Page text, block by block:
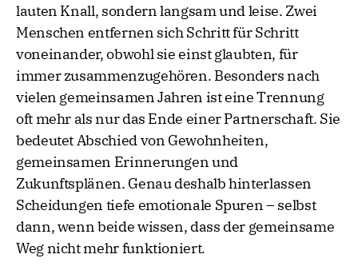
lauten Knall, sondern langsam und leise. Zwei
Menschen entfernen sich Schritt für Schritt
voneinander, obwohl sie einst glaubten, für
immer zusammenzugehören. Besonders nach
vielen gemeinsamen Jahren ist eine Trennung
oft mehr als nur das Ende einer Partnerschaft. Sie
bedeutet Abschied von Gewohnheiten,
gemeinsamen Erinnerungen und
Zukunftsplänen. Genau deshalb hinterlassen
Scheidungen tiefe emotionale Spuren – selbst
dann, wenn beide wissen, dass der gemeinsame
Weg nicht mehr funktioniert.